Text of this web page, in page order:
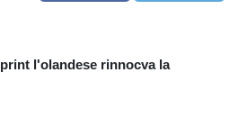
l'olandese rinnocva la